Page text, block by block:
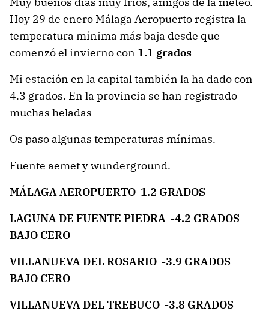
Hoy 29 de enero Málaga Aeropuerto registra la
temperatura mínima más baja desde que
comenzó el invierno con 1.1 grados
Mi estación en la capital también la ha dado con
4.3 grados. En la provincia se han registrado
muchas heladas
Os paso algunas temperaturas mínimas.
Fuente aemet y wunderground.
MÁLAGA AEROPUERTO 1.2 GRADOS
LAGUNA DE FUENTE PIEDRA -4.2 GRADOS
BAJO CERO
VILLANUEVA DEL ROSARIO -3.9 GRADOS
BAJO CERO
VILLANUEVA DEL TREBUCO -3.8 GRADOS